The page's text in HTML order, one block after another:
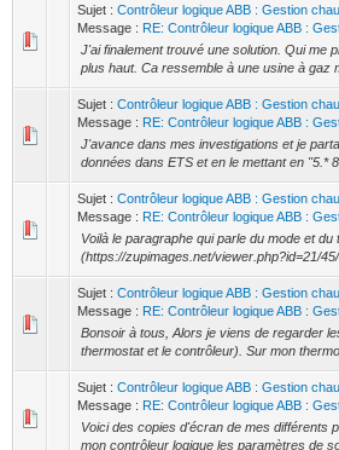
Sujet : Contrôleur logique ABB : Gestion
Message : RE: Contrôleur logique ABB :
J'ai finalement trouvé une solution. Qui me
plus haut. Ca ressemble à une usine à
Sujet : Contrôleur logique ABB : Gestion
Message : RE: Contrôleur logique ABB :
J'avance dans mes investigations et je
données dans ETS et en le mettant en "5.*
Sujet : Contrôleur logique ABB : Gestion
Message : RE: Contrôleur logique ABB :
Voilà le paragraphe qui parle du mode et
(https://zupimages.net/viewer.php?id=21/
Sujet : Contrôleur logique ABB : Gestion
Message : RE: Contrôleur logique ABB :
Bonsoir à tous, Alors je viens de regarder
thermostat et le contrôleur). Sur mon
Sujet : Contrôleur logique ABB : Gestion
Message : RE: Contrôleur logique ABB :
Voici des copies d'écran de mes différents
mon contrôleur logique les paramètres de